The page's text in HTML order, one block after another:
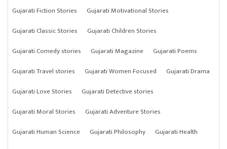
Gujarati Fiction Stories
Gujarati Motivational Stories
Gujarati Classic Stories
Gujarati Children Stories
Gujarati Comedy stories
Gujarati Magazine
Gujarati Poems
Gujarati Travel stories
Gujarati Women Focused
Gujarati Drama
Gujarati Love Stories
Gujarati Detective stories
Gujarati Moral Stories
Gujarati Adventure Stories
Gujarati Human Science
Gujarati Philosophy
Gujarati Health